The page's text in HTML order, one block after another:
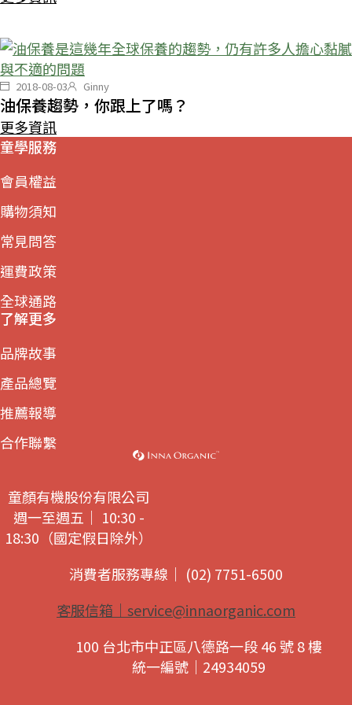
2018-08-03 Ginny
油保養趨勢，你跟上了嗎？
更多資訊
童學服務
會員權益
購物須知
常見問答
運費政策
全球通路
了解更多
品牌故事
產品總覽
推薦報導
合作聯繫
童顏有機股份有限公司
週一至週五｜ 10:30 -
18:30（國定假日除外）
消費者服務專線｜ (02) 7751-6500
客服信箱｜ service@innaorganic.com
100 台北市中正區八德路一段 46 號 8 樓
統一編號｜24934059